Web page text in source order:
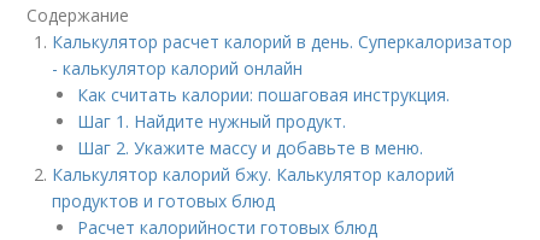
Содержание
Калькулятор расчет калорий в день. Суперкалоризатор
- калькулятор калорий онлайн
Как считать калории: пошаговая инструкция.
Шаг 1. Найдите нужный продукт.
Шаг 2. Укажите массу и добавьте в меню.
Калькулятор калорий бжу. Калькулятор калорий
продуктов и готовых блюд
Расчет калорийности готовых блюд